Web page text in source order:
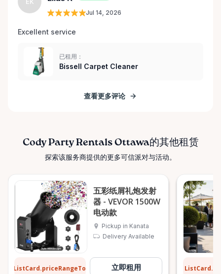
EK
Jul 14, 2026
Excellent service
已租用：
Bissell Carpet Cleaner
查看更多评论
Cody Party Rentals Ottawa的其他租赁
探索该服务商提供的更多可信派对与活动。
五彩纸屑礼炮发射
器 - VEVOR 1500W
电动款
Pickup in Kanata
Delivery Available
ListCard.priceRangeTo 立即租用